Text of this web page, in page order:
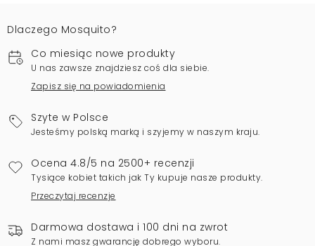
Dlaczego Mosquito?
Co miesiąc nowe produkty
U nas zawsze znajdziesz coś dla siebie.
Zapisz się na powiadomienia
Szyte w Polsce
Jesteśmy polską marką i szyjemy w naszym kraju.
Ocena 4.8/5 na 2500+ recenzji
Tysiące kobiet takich jak Ty kupuje nasze produkty.
Przeczytaj recenzje
Darmowa dostawa i 100 dni na zwrot
Z nami masz gwarancję dobrego wyboru.